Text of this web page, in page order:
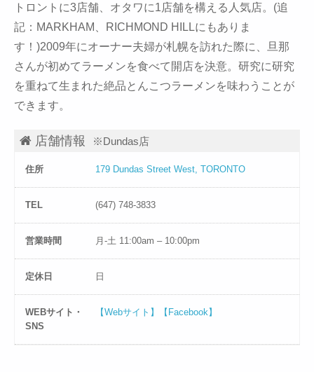
トロントに3店舗、オタワに1店舗を構える人気店。(追
記：MARKHAM、RICHMOND HILLにもありま
す！)2009年にオーナー夫婦が札幌を訪れた際に、旦那
さんが初めてラーメンを食べて開店を決意。研究に研究
を重ねて生まれた絶品とんこつラーメンを味わうことが
できます。
店舗情報 ※Dundas店
住所 179 Dundas Street West, TORONTO
TEL (647) 748-3833
営業時間 月-土 11:00am – 10:00pm
定休日 日
WEBサイト・
SNS
【Webサイト】 【Facebook】